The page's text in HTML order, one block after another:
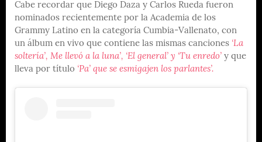
Cabe recordar que Diego Daza y Carlos Rueda fueron
nominados recientemente por la Academia de los
Grammy Latino en la categoría Cumbia-Vallenato, con
un álbum en vivo que contiene las mismas canciones ‘La
soltería’, Me llevó a la luna’, ‘El general’ y ‘Tu enredo’ y que
lleva por título ‘Pa’ que se esmigajen los parlantes’.